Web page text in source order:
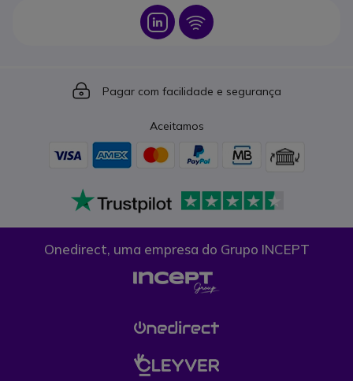
Icon Icon
Icon
Pagar com facilidade e segurança
Aceitamos
Onedirect, uma empresa do Grupo INCEPT